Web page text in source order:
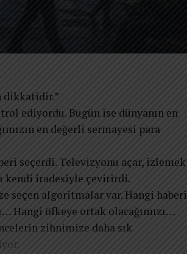
dikkatidir.”
ediyordu. Bugün ise dünyanın en
en değerli sermayesi para
seçerdi. Televizyonu açar, izlemek
kendi iradesiyle çevirirdi.
seçen algoritmalar var. Hangi haberi
Hangi öfkeye ortak olacağımızı…
zihnimize daha sık